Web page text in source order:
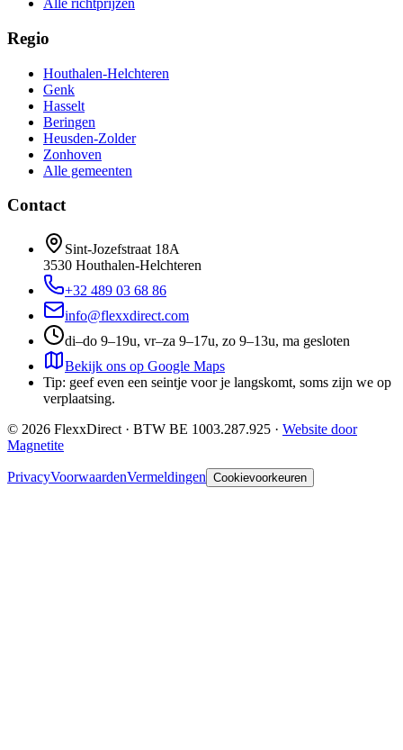
Alle richtprijzen
Regio
Houthalen-Helchteren
Genk
Hasselt
Beringen
Heusden-Zolder
Zonhoven
Alle gemeenten
Contact
Sint-Jozefstraat 18A
3530 Houthalen-Helchteren
+32 489 03 68 86
info@flexxdirect.com
di–do 9–19u, vr–za 9–17u, zo 9–13u, ma gesloten
Bekijk ons op Google Maps
Tip: geef even een seintje voor je langskomt, soms zijn we op
verplaatsing.
© 2026 FlexxDirect · BTW BE 1003.287.925 · Website door
Magnetite
PrivacyVoorwaardenVermeldingen Cookievoorkeuren